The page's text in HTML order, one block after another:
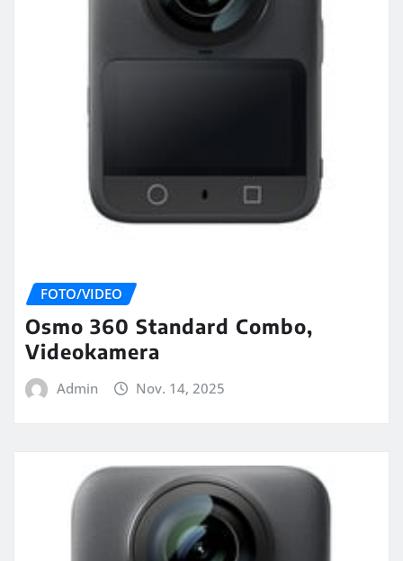
FOTO/VIDEO
Osmo 360 Standard Combo,
Videokamera
Admin Nov. 14, 2025